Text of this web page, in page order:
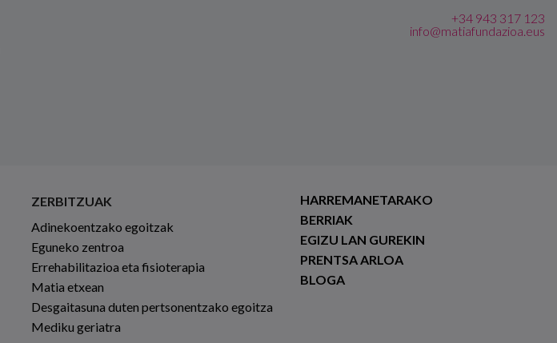
+34 943 317 123
info@matiafundazioa.eus
ZERBITZUAK
Adinekoentzako egoitzak
Eguneko zentroa
Errehabilitazioa eta fisioterapia
Matia etxean
Desgaitasuna duten pertsonentzako egoitza
Mediku geriatra
HARREMANETARAKO
BERRIAK
EGIZU LAN GUREKIN
PRENTSA ARLOA
BLOGA